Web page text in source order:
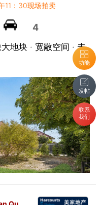
功能
发帖
联系
我们
11：30现场拍卖
4
地块 · 宽敞空间 · 未